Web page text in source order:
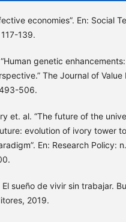
economies”. En: Social
139.
genetic
The Journal of Value
506.
et. al. “The future of the
evolution of ivory tower to
En: Research Policy:
El sueño de vivir sin trabajar.
2019.